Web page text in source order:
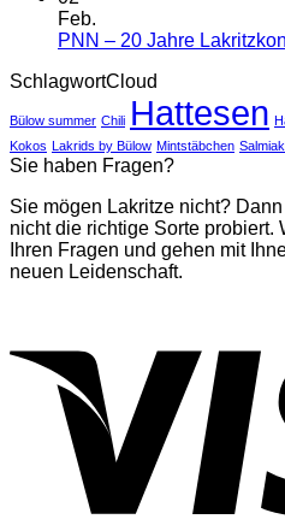
Feb.
PNN – 20 Jahre
SchlagwortCloud
Bülow summer Chili Hattesen
Kokos Lakrids by Bülow Mintstäbchen
Sie haben Fragen?
Sie mögen Lakritze nicht?
nicht die richtige Sorte probiert.
Ihren Fragen und gehen mit
neuen Leidenschaft.